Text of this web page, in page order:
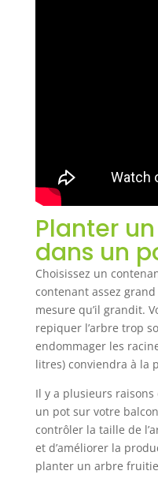
Planter
dans un
Choisissez un
contenant assez
mesure qu’il grandit.
repiquer l’arbre trop
endommager les
litres) conviendra à la
Il y a plusieurs
un pot sur votre
contrôler la taille de
et d’améliorer la
planter un arbre